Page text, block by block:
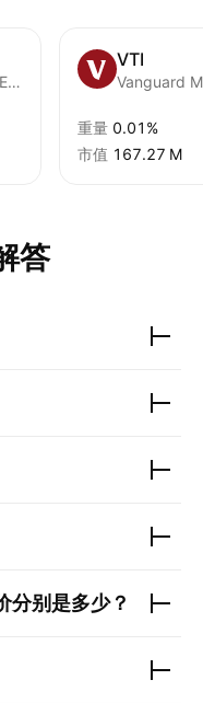
iShares Core S&P Small Cap ETF
VTI
重量 0.01%
市值 ‪167.27 M‬
答
分别是多少？